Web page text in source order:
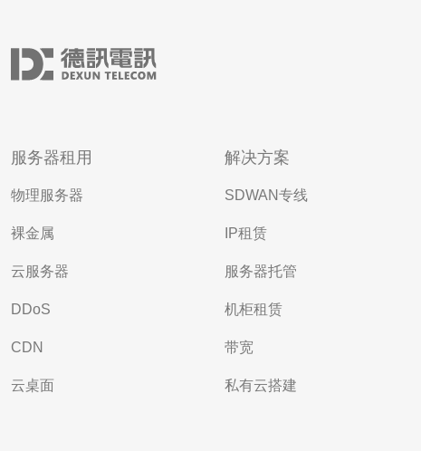
服务器租用
物理服务器
裸金属
云服务器
DDoS
CDN
云桌面
解决方案
SDWAN专线
IP租赁
服务器托管
机柜租赁
带宽
私有云搭建